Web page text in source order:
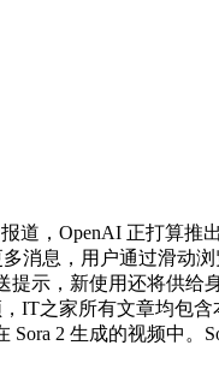
，OpenAI 正打算推
息，用户通过滑动浏
示，新使用还将供给
IT之家所有文章均包
2 生成的视频中。